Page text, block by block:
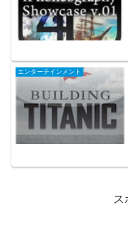
エンターテインメント
ス